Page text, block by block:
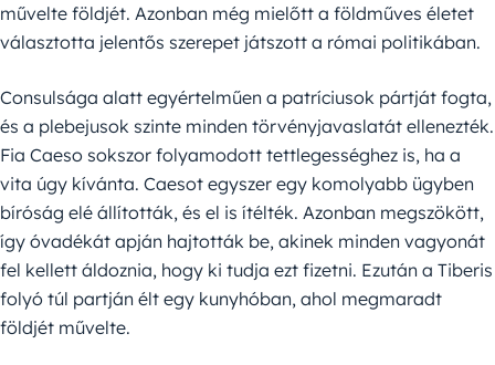
művelte földjét. Azonban még mielőtt a földműves életet
választotta jelentős szerepet játszott a római politikában.
Consulsága alatt egyértelműen a patríciusok pártját fogta,
és a plebejusok szinte minden törvényjavaslatát ellenezték.
Fia Caeso sokszor folyamodott tettlegességhez is, ha a
vita úgy kívánta. Caesot egyszer egy komolyabb ügyben
bíróság elé állították, és el is ítélték. Azonban megszökött,
így óvadékát apján hajtották be, akinek minden vagyonát
fel kellett áldoznia, hogy ki tudja ezt fizetni. Ezután a Tiberis
folyó túl partján élt egy kunyhóban, ahol megmaradt
földjét művelte.